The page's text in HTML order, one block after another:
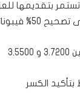
بتقديمها
بتأكيد الكسر